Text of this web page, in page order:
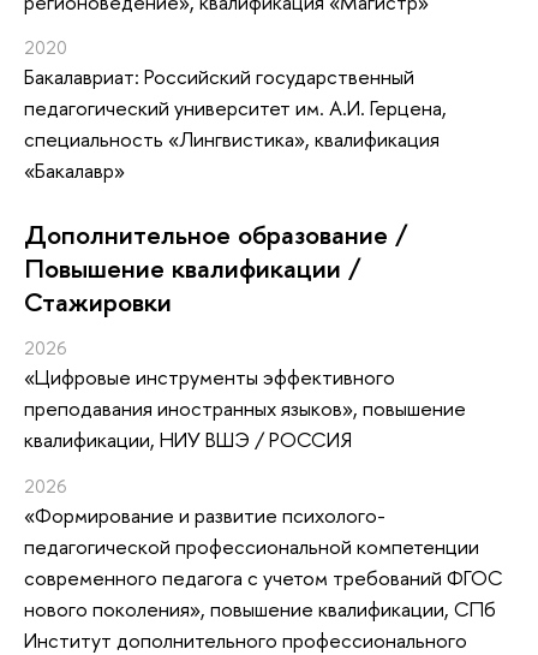
2020
Бакалавриат: Российский государственный
педагогический университет им. А.И. Герцена,
специальность «Лингвистика», квалификация
«Бакалавр»
Дополнительное образование /
Повышение квалификации /
Стажировки
2026
«Цифровые инструменты эффективного
преподавания иностранных языков», повышение
квалификации, НИУ ВШЭ / РОССИЯ
2026
«Формирование и развитие психолого-
педагогической профессиональной компетенции
современного педагога с учетом требований ФГОС
нового поколения», повышение квалификации, СПб
Институт дополнительного профессионального